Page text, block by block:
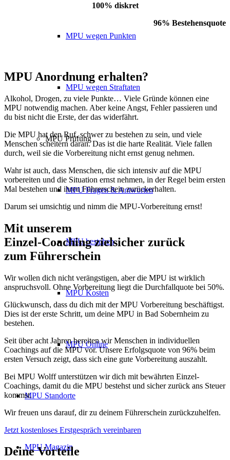
MPU wegen Punkten
MPU wegen Straftaten
MPU Prüfung
MPU Fragen & Antworten
MPU bestehen
MPU Kosten
MPU Online
MPU Standorte
MPU Magazin
100% diskret
96% Bestehensquote
MPU Anordnung erhalten?
Alkohol, Drogen, zu viele Punkte… Viele Gründe können eine
MPU notwendig machen. Aber keine Angst, Fehler passieren und
du bist nicht die Erste, der das widerfährt.
Die MPU hat den Ruf, schwer zu bestehen zu sein, und viele
Menschen scheitern daran. Das ist die harte Realität. Viele fallen
durch, weil sie die Vorbereitung nicht ernst genug nehmen.
Wahr ist auch, dass Menschen, die sich intensiv auf die MPU
vorbereiten und die Situation ernst nehmen, in der Regel beim ersten
Mal bestehen und ihren Führerschein zurückerhalten.
Darum sei umsichtig und nimm die MPU-Vorbereitung ernst!
Mit unserem
Einzel-Coaching zielsicher zurück
zum Führerschein
Wir wollen dich nicht verängstigen, aber die MPU ist wirklich
anspruchsvoll. Ohne Vorbereitung liegt die Durchfallquote bei 50%.
Glückwunsch, dass du dich mit der MPU Vorbereitung beschäftigst.
Dies ist der erste Schritt, um deine MPU in Bad Sobernheim zu
bestehen.
Seit über acht Jahren bereiten wir Menschen in individuellen
Coachings auf die MPU vor. Unsere Erfolgsquote von 96% beim
ersten Versuch zeigt, dass sich eine gute Vorbereitung auszahlt.
Bei MPU Wolff unterstützen wir dich mit bewährten Einzel-
Coachings, damit du die MPU bestehst und sicher zurück ans Steuer
kommst.
Wir freuen uns darauf, dir zu deinem Führerschein zurückzuhelfen.
Jetzt kostenloses Erstgespräch vereinbaren
Deine Vorteile